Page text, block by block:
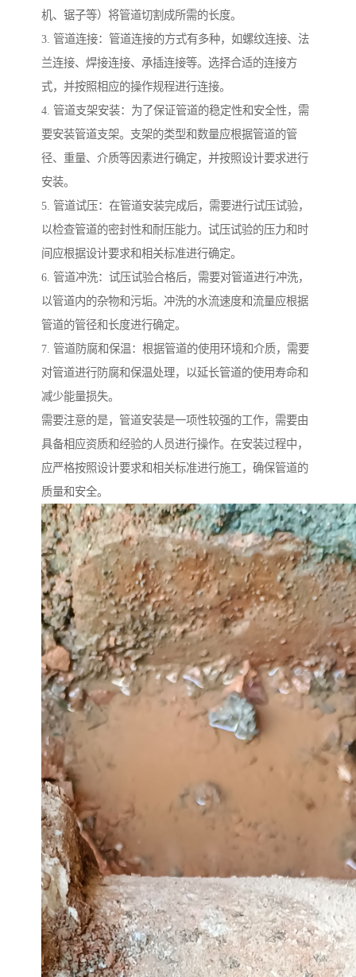
机、锯子等）将管道切割成所需的长度。
3. 管道连接：管道连接的方式有多种，如螺纹连接、法
兰连接、焊接连接、承插连接等。选择合适的连接方
式，并按照相应的操作规程进行连接。
4. 管道支架安装：为了保证管道的稳定性和安全性，需
要安装管道支架。支架的类型和数量应根据管道的管
径、重量、介质等因素进行确定，并按照设计要求进行
安装。
5. 管道试压：在管道安装完成后，需要进行试压试验，
以检查管道的密封性和耐压能力。试压试验的压力和时
间应根据设计要求和相关标准进行确定。
6. 管道冲洗：试压试验合格后，需要对管道进行冲洗，
以管道内的杂物和污垢。冲洗的水流速度和流量应根据
管道的管径和长度进行确定。
7. 管道防腐和保温：根据管道的使用环境和介质，需要
对管道进行防腐和保温处理，以延长管道的使用寿命和
减少能量损失。
需要注意的是，管道安装是一项性较强的工作，需要由
具备相应资质和经验的人员进行操作。在安装过程中，
应严格按照设计要求和相关标准进行施工，确保管道的
质量和安全。